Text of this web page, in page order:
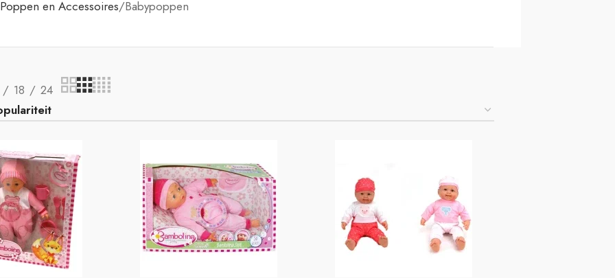
Poppen en Accessoires Babypoppen
18 24